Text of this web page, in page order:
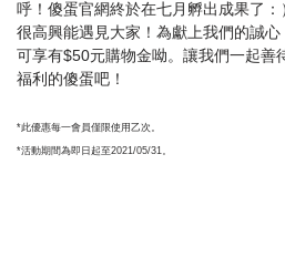
呼！傻蛋官網終於在七月孵出成果了：
很高興能遇見大家！為獻上我們的誠
可享有$50元購物金呦。讓我們一起善
福利的傻蛋吧！
*此優惠每一會員僅限使用乙次。
*活動期間為即日起至2021/05/31。